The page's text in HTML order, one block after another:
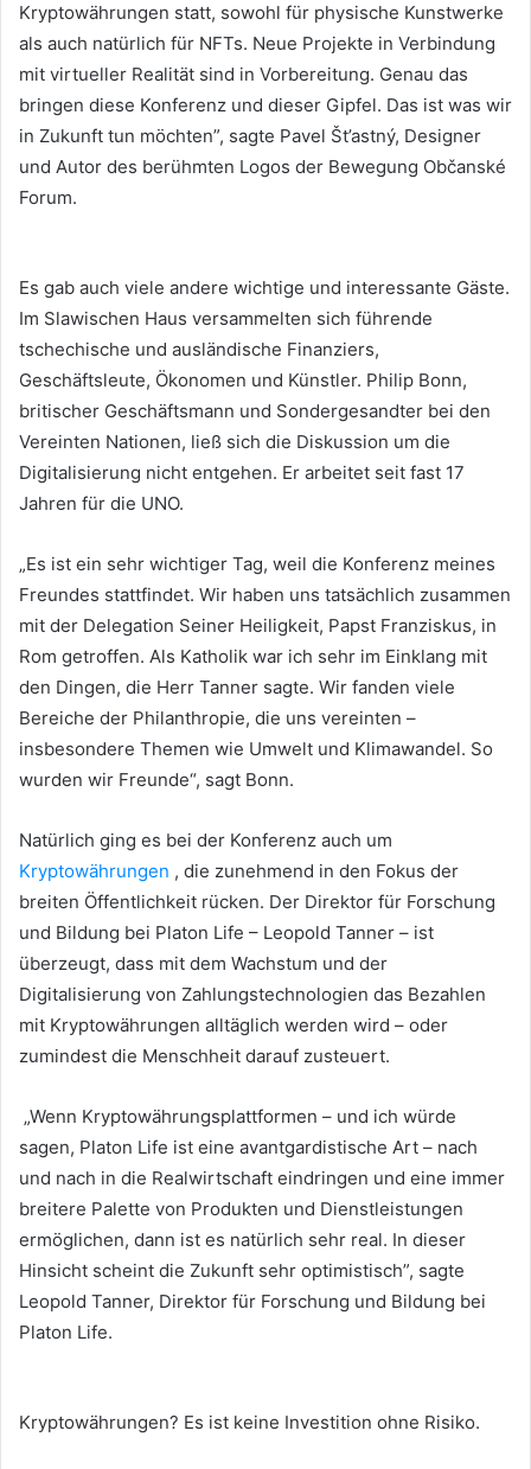
Kryptowährungen statt, sowohl für physische Kunstwerke
als auch natürlich für NFTs. Neue Projekte in Verbindung
mit virtueller Realität sind in Vorbereitung. Genau das
bringen diese Konferenz und dieser Gipfel. Das ist was wir
in Zukunft tun möchten”, sagte Pavel Št’astný, Designer
und Autor des berühmten Logos der Bewegung Občanské
Forum.
Es gab auch viele andere wichtige und interessante Gäste.
Im Slawischen Haus versammelten sich führende
tschechische und ausländische Finanziers,
Geschäftsleute, Ökonomen und Künstler. Philip Bonn,
britischer Geschäftsmann und Sondergesandter bei den
Vereinten Nationen, ließ sich die Diskussion um die
Digitalisierung nicht entgehen. Er arbeitet seit fast 17
Jahren für die UNO.
„Es ist ein sehr wichtiger Tag, weil die Konferenz meines
Freundes stattfindet. Wir haben uns tatsächlich zusammen
mit der Delegation Seiner Heiligkeit, Papst Franziskus, in
Rom getroffen. Als Katholik war ich sehr im Einklang mit
den Dingen, die Herr Tanner sagte. Wir fanden viele
Bereiche der Philanthropie, die uns vereinten –
insbesondere Themen wie Umwelt und Klimawandel. So
wurden wir Freunde“, sagt Bonn.
Natürlich ging es bei der Konferenz auch um
Kryptowährungen , die zunehmend in den Fokus der
breiten Öffentlichkeit rücken. Der Direktor für Forschung
und Bildung bei Platon Life – Leopold Tanner – ist
überzeugt, dass mit dem Wachstum und der
Digitalisierung von Zahlungstechnologien das Bezahlen
mit Kryptowährungen alltäglich werden wird – oder
zumindest die Menschheit darauf zusteuert.
„Wenn Kryptowährungsplattformen – und ich würde
sagen, Platon Life ist eine avantgardistische Art – nach
und nach in die Realwirtschaft eindringen und eine immer
breitere Palette von Produkten und Dienstleistungen
ermöglichen, dann ist es natürlich sehr real. In dieser
Hinsicht scheint die Zukunft sehr optimistisch”, sagte
Leopold Tanner, Direktor für Forschung und Bildung bei
Platon Life.
Kryptowährungen? Es ist keine Investition ohne Risiko.